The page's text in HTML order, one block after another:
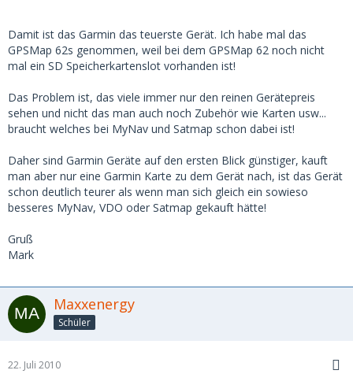
Damit ist das Garmin das teuerste Gerät. Ich habe mal das
GPSMap 62s genommen, weil bei dem GPSMap 62 noch nicht
mal ein SD Speicherkartenslot vorhanden ist!
Das Problem ist, das viele immer nur den reinen Gerätepreis
sehen und nicht das man auch noch Zubehör wie Karten usw...
braucht welches bei MyNav und Satmap schon dabei ist!
Daher sind Garmin Geräte auf den ersten Blick günstiger, kauft
man aber nur eine Garmin Karte zu dem Gerät nach, ist das Gerät
schon deutlich teurer als wenn man sich gleich ein sowieso
besseres MyNav, VDO oder Satmap gekauft hätte!
Gruß
Mark
Maxxenergy
Schüler
22. Juli 2010